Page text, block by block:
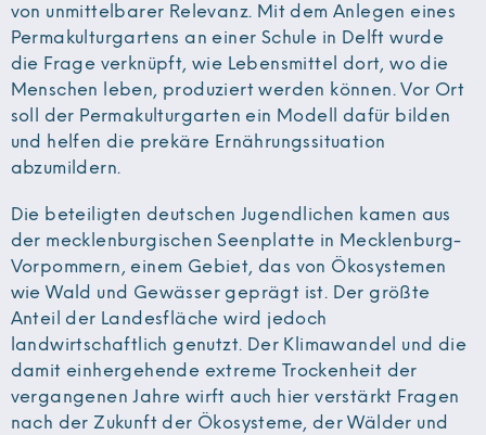
von unmittelbarer Relevanz. Mit dem Anlegen eines
Permakulturgartens an einer Schule in Delft wurde
die Frage verknüpft, wie Lebensmittel dort, wo die
Menschen leben, produziert werden können. Vor Ort
soll der Permakulturgarten ein Modell dafür bilden
und helfen die prekäre Ernährungssituation
abzumildern.
Die beteiligten deutschen Jugendlichen kamen aus
der mecklenburgischen Seenplatte in Mecklenburg-
Vorpommern, einem Gebiet, das von Ökosystemen
wie Wald und Gewässer geprägt ist. Der größte
Anteil der Landesfläche wird jedoch
landwirtschaftlich genutzt. Der Klimawandel und die
damit einhergehende extreme Trockenheit der
vergangenen Jahre wirft auch hier verstärkt Fragen
nach der Zukunft der Ökosysteme, der Wälder und